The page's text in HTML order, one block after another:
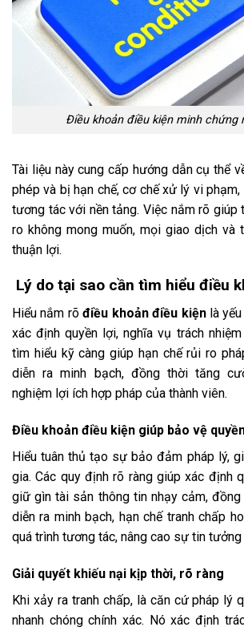
Điều khoản điều kiện minh chứng
Tài liệu này cung cấp hướng dẫn cụ thể
phép và bị hạn chế, cơ chế xử lý vi
tương tác với nền tảng. Việc nắm rõ giúp
ro không mong muốn, mọi giao dịch và
thuận lợi.
Lý do tại sao cần tìm hiểu điều
Hiểu nắm rõđiều khoản điều kiệnlà yếu
xác định quyền lợi, nghĩa vụ trách
tìm hiểu kỹ càng giúp hạn chế rủi ro
diễn ra minh bạch, đồng thời tăng
nghiệm lợi ích hợp pháp của thành viên.
Điều khoản điều kiện giúp bảo vệ
Hiểu tuân thủ tạo sự bảo đảm pháp lý,
gia. Các quy định rõ ràng giúp xác định
giữ gìn tài sản thông tin nhạy cảm,
diễn ra minh bạch, hạn chế tranh chấp
quá trình tương tác, nâng cao sự tin tưởng
Giải quyết khiếu nại kịp thời, rõ ràng
Khi xảy ra tranh chấp, là căn cứ pháp lý
nhanh chóng chính xác. Nó xác định